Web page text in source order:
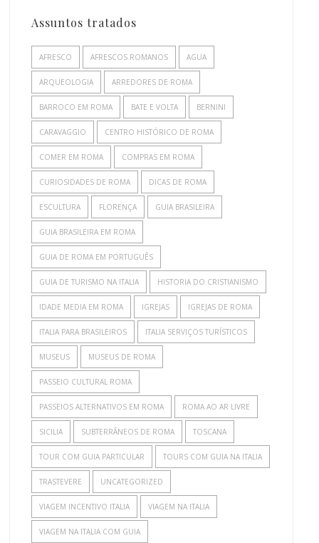
Assuntos tratados
AFRESCO AFRESCOS ROMANOS AGUA
ARQUEOLOGIA ARREDORES DE ROMA
BARROCO EM ROMA BATE E VOLTA BERNINI
CARAVAGGIO CENTRO HISTÓRICO DE ROMA
COMER EM ROMA COMPRAS EM ROMA
CURIOSIDADES DE ROMA DICAS DE ROMA
ESCULTURA FLORENÇA GUIA BRASILEIRA
GUIA BRASILEIRA EM ROMA
GUIA DE ROMA EM PORTUGUÊS
GUIA DE TURISMO NA ITALIA HISTORIA DO CRISTIANISMO
IDADE MEDIA EM ROMA IGREJAS IGREJAS DE ROMA
ITALIA PARA BRASILEIROS ITALIA SERVIÇOS TURÍSTICOS
MUSEUS MUSEUS DE ROMA
PASSEIO CULTURAL ROMA
PASSEIOS ALTERNATIVOS EM ROMA ROMA AO AR LIVRE
SICILIA SUBTERRÂNEOS DE ROMA TOSCANA
TOUR COM GUIA PARTICULAR TOURS COM GUIA NA ITALIA
TRASTEVERE UNCATEGORIZED
VIAGEM INCENTIVO ITALIA VIAGEM NA ITALIA
VIAGEM NA ITALIA COM GUIA